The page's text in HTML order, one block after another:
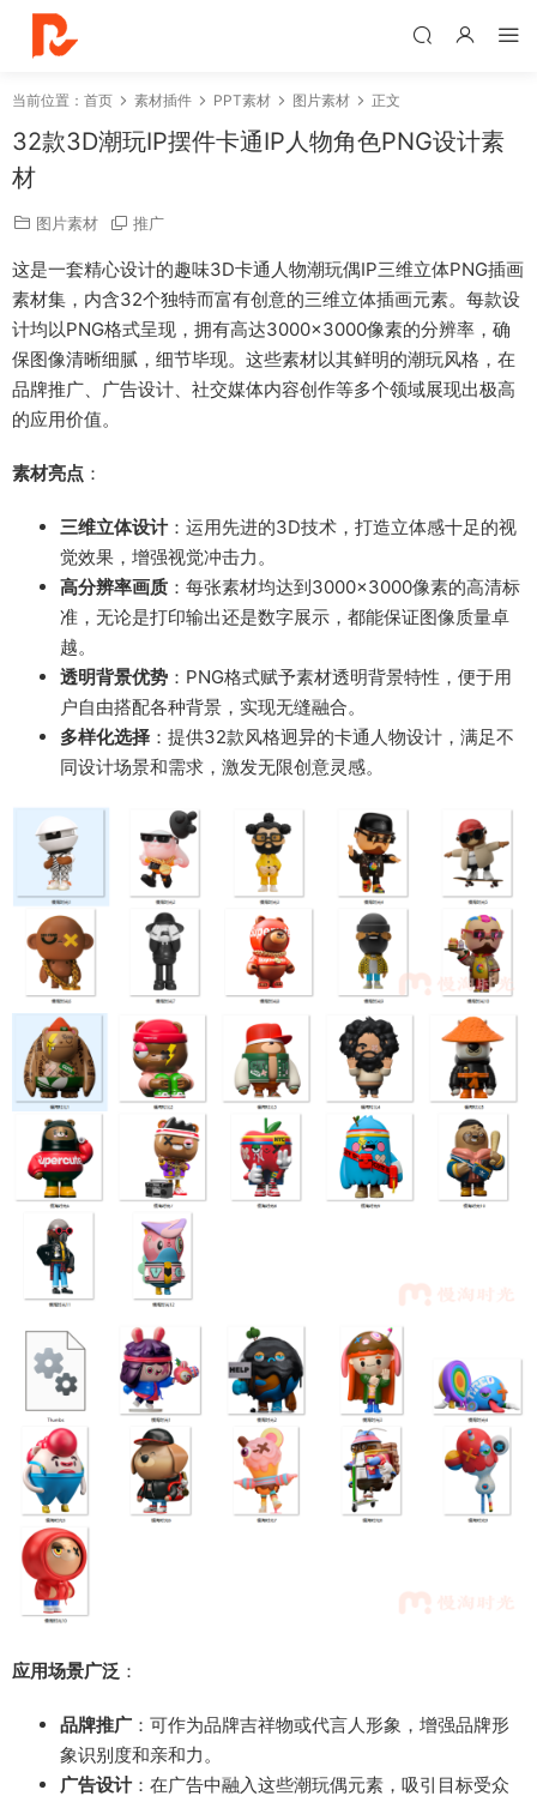
当前位置： 首页 素材插件 PPT素材 图片素材 正文
32款3D潮玩IP摆件卡通IP人物角色PNG设计素
材
图片素材 推广
这是一套精心设计的趣味3D卡通人物潮玩偶IP三维立体PNG插画
素材集，内含32个独特而富有创意的三维立体插画元素。每款设
计均以PNG格式呈现，拥有高达3000×3000像素的分辨率，确
保图像清晰细腻，细节毕现。这些素材以其鲜明的潮玩风格，在
品牌推广、广告设计、社交媒体内容创作等多个领域展现出极高
的应用价值。
素材亮点 ：
三维立体设计：运用先进的3D技术，打造立体感十足的视
觉效果，增强视觉冲击力。
高分辨率画质 ：每张素材均达到3000×3000像素的高清标
准，无论是打印输出还是数字展示，都能保证图像质量卓
越。
透明背景优势 ：PNG格式赋予素材透明背景特性，便于用
户自由搭配各种背景，实现无缝融合。
多样化选择 ：提供32款风格迥异的卡通人物设计，满足不
同设计场景和需求，激发无限创意灵感。
应用场景广泛 ：
品牌推广 ：可作为品牌吉祥物或代言人形象，增强品牌形
象识别度和亲和力。
广告设计：在广告中融入这些潮玩偶元素，吸引目标受众